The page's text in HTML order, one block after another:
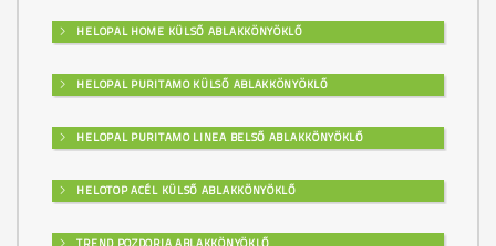
HELOPAL HOME KÜLSŐ ABLAKKÖNYÖKLŐ
HELOPAL PURITAMO KÜLSŐ ABLAKKÖNYÖKLŐ
HELOPAL PURITAMO LINEA BELSŐ ABLAKKÖNYÖKLŐ
HELOTOP ACÉL KÜLSŐ ABLAKKÖNYÖKLŐ